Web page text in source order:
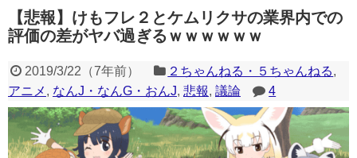
たりする場合があります。
【悲報】けもフレ２とケムリクサの業界内での
評価の差がヤバ過ぎるｗｗｗｗｗｗ
2019/3/22 （7年前） ２ちゃんねる・５ちゃんねる,
アニメ , なんJ・なんG・おんJ, 悲報, 議論 4